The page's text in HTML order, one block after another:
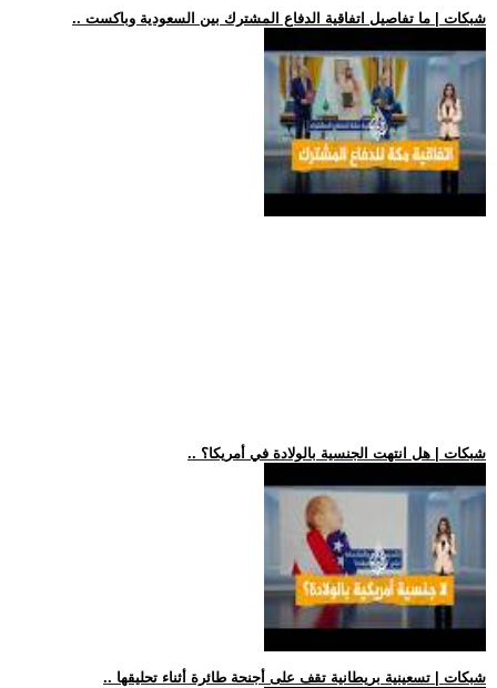
.. شبكات | ما تفاصيل اتفاقية الدفاع المشترك بين السعودية وباكست
.. شبكات | هل انتهت الجنسية بالولادة في أمريكا؟
.. شبكات | تسعينية بريطانية تقف على أجنحة طائرة أثناء تحليقها